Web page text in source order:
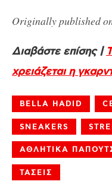
Originally published
Διαβάστε επίσης |
χρειάζεται η
BELLA HADID
SNEAKERS
ΑΘΛΗΤΙΚΑ
ΤΑΣΕΙΣ